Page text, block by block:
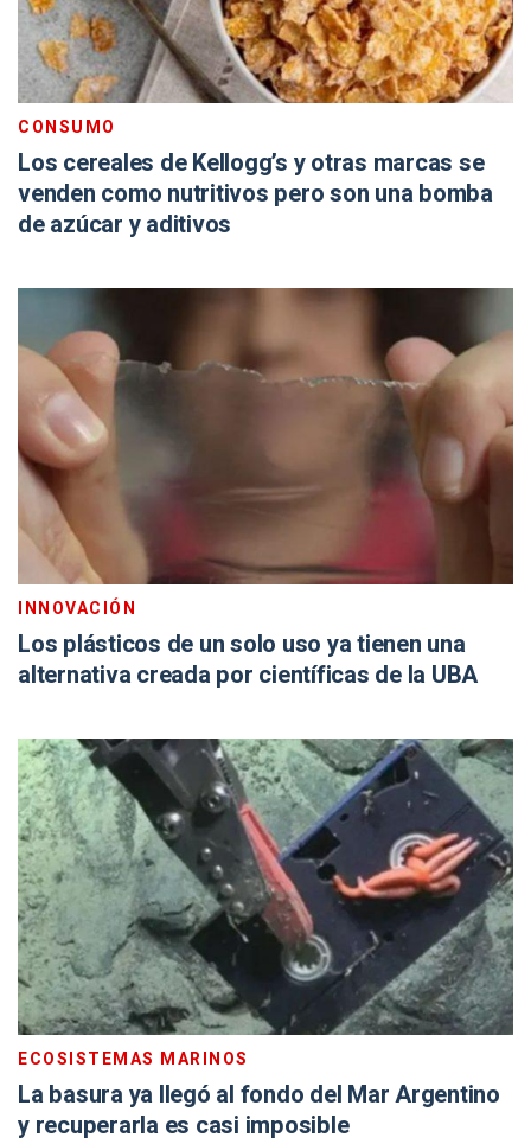
CONSUMO
Los cereales de Kellogg’s y otras marcas se
venden como nutritivos pero son una bomba
de azúcar y aditivos
INNOVACIÓN
Los plásticos de un solo uso ya tienen una
alternativa creada por científicas de la UBA
ECOSISTEMAS MARINOS
La basura ya llegó al fondo del Mar Argentino
y recuperarla es casi imposible